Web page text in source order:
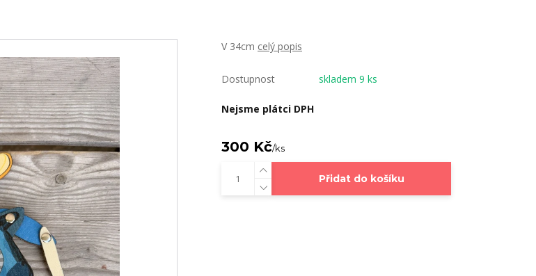
V 34cm celý popis
Dostupnost skladem 9 ks
Nejsme plátci DPH
300 Kč/ks
Přidat do košíku